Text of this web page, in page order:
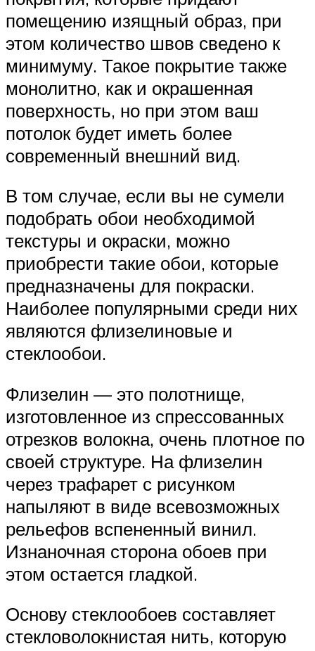
помещению изящный образ, при
этом количество швов сведено к
минимуму. Такое покрытие также
монолитно, как и окрашенная
поверхность, но при этом ваш
потолок будет иметь более
современный внешний вид.
В том случае, если вы не сумели
подобрать обои необходимой
текстуры и окраски, можно
приобрести такие обои, которые
предназначены для покраски.
Наиболее популярными среди них
являются флизелиновые и
стеклообои.
Флизелин — это полотнище,
изготовленное из спрессованных
отрезков волокна, очень плотное по
своей структуре. На флизелин
через трафарет с рисунком
напыляют в виде всевозможных
рельефов вспененный винил.
Изнаночная сторона обоев при
этом остается гладкой.
Основу стеклообоев составляет
стекловолокнистая нить, которую